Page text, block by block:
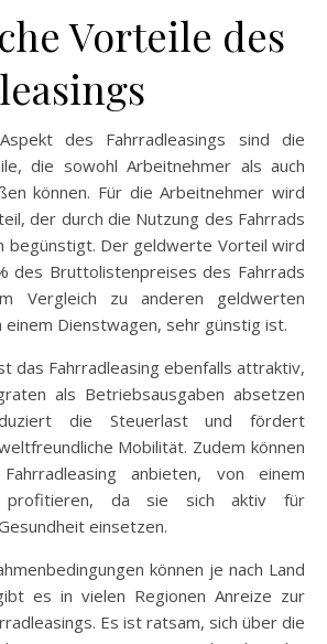
Vorteile des
des Fahrradleasings sind die
die sowohl Arbeitnehmer als auch
können. Für die Arbeitnehmer wird
der durch die Nutzung des Fahrrads
begünstigt. Der geldwerte Vorteil wird
des Bruttolistenpreises des Fahrrads
Vergleich zu anderen geldwerten
Dienstwagen, sehr günstig ist.
das Fahrradleasing ebenfalls attraktiv,
als Betriebsausgaben absetzen
die Steuerlast und fördert
Mobilität. Zudem können
anbieten, von einem
profitieren, da sie sich aktiv für
einsetzen.
können je nach Land
es in vielen Regionen Anreize zur
Es ist ratsam, sich über die